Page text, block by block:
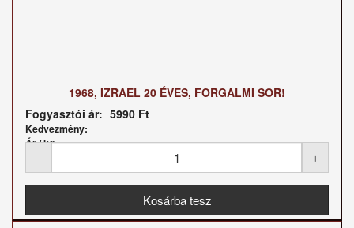
1968, IZRAEL 20 ÉVES, FORGALMI SOR!
Fogyasztói ár: 5990 Ft
Kedvezmény:
Ár / kg: